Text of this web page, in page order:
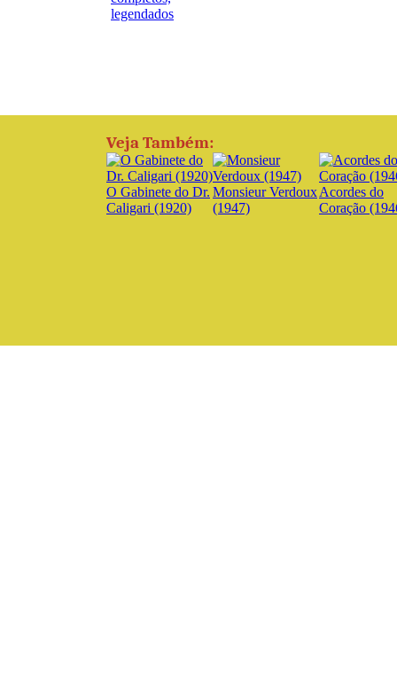
Veja Também:
O Gabinete do Dr.
Caligari (1920)
Monsieur Verdoux
(1947)
Acordes do
Coração